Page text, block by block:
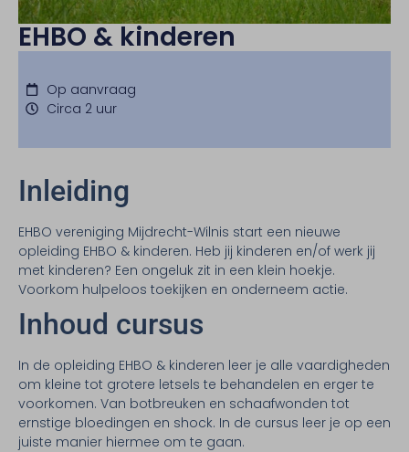
EHBO & kinderen
Op aanvraag
Circa 2 uur
Inleiding
EHBO vereniging Mijdrecht-Wilnis start een nieuwe
opleiding EHBO & kinderen. Heb jij kinderen en/of werk jij
met kinderen? Een ongeluk zit in een klein hoekje.
Voorkom hulpeloos toekijken en onderneem actie.
Inhoud cursus
In de opleiding EHBO & kinderen leer je alle vaardigheden
om kleine tot grotere letsels te behandelen en erger te
voorkomen. Van botbreuken en schaafwonden tot
ernstige bloedingen en shock. In de cursus leer je op een
juiste manier hiermee om te gaan.